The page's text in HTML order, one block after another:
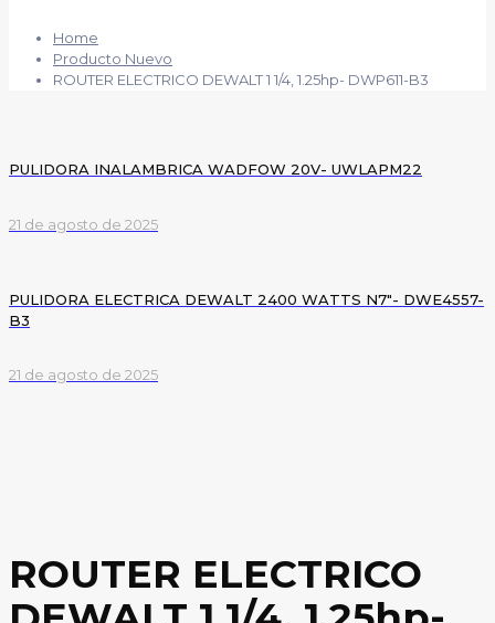
Home
Producto Nuevo
ROUTER ELECTRICO DEWALT 1 1/4, 1.25hp- DWP611-B3
PULIDORA INALAMBRICA WADFOW 20V- UWLAPM22
21 de agosto de 2025
PULIDORA ELECTRICA DEWALT 2400 WATTS N7″- DWE4557-
B3
21 de agosto de 2025
ROUTER ELECTRICO